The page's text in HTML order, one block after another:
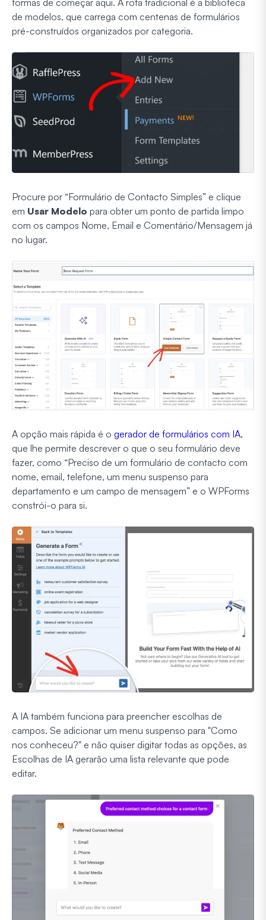
formas de começar aqui. A rota tradicional é a biblioteca
de modelos, que carrega com centenas de formulários
pré-construídos organizados por categoria.
Procure por “Formulário de Contacto Simples” e clique
em Usar Modelo para obter um ponto de partida limpo
com os campos Nome, Email e Comentário/Mensagem já
no lugar.
A opção mais rápida é o gerador de formulários com IA,
que lhe permite descrever o que o seu formulário deve
fazer, como “Preciso de um formulário de contacto com
nome, email, telefone, um menu suspenso para
departamento e um campo de mensagem” e o WPForms
constrói-o para si.
A IA também funciona para preencher escolhas de
campos. Se adicionar um menu suspenso para "Como
nos conheceu?" e não quiser digitar todas as opções, as
Escolhas de IA gerarão uma lista relevante que pode
editar.